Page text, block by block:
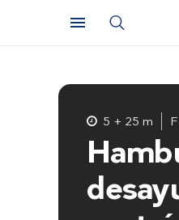
5 + 25 m